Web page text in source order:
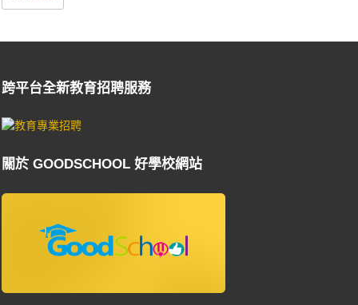
跨平台全新教育招聘服務
關於 GOODSCHOOL 好學校網站